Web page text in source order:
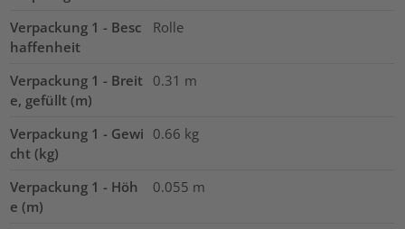
Verpackung 1 - Besc
haffenheit
Rolle
Verpackung 1 - Breit
e, gefüllt (m)
0.31 m
Verpackung 1 - Gewi
cht (kg)
0.66 kg
Verpackung 1 - Höh
e (m)
0.055 m